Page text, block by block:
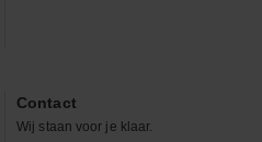
Contact
Wij staan voor je klaar.